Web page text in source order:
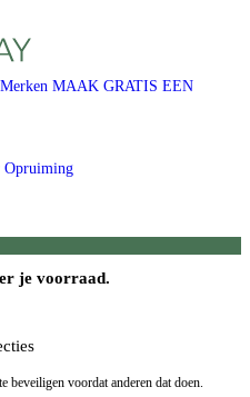
Merken MAAK GRATIS EEN
Opruiming
je voorraad.
beveiligen voordat anderen dat doen.